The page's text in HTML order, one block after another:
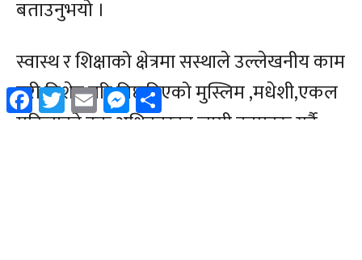
Facebook
Twitter Email Messenger
Share